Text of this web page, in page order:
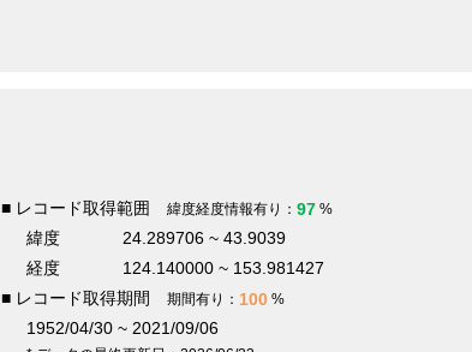
■ レコード取得範囲 緯度経度情報有り： 97 %
緯度
24.289706 ~ 43.9039
経度
124.140000 ~ 153.981427
■ レコード取得期間
期間有り： 100 %
1952/04/30 ~ 2021/09/06